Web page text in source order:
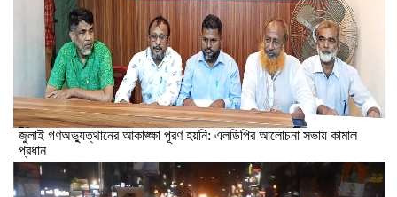
জুলাই গণঅভ্যুত্থানের আকাঙ্ক্ষা পূরণ হয়নি: এলডিপির আলোচনা সভায় কামাল
প্রধান